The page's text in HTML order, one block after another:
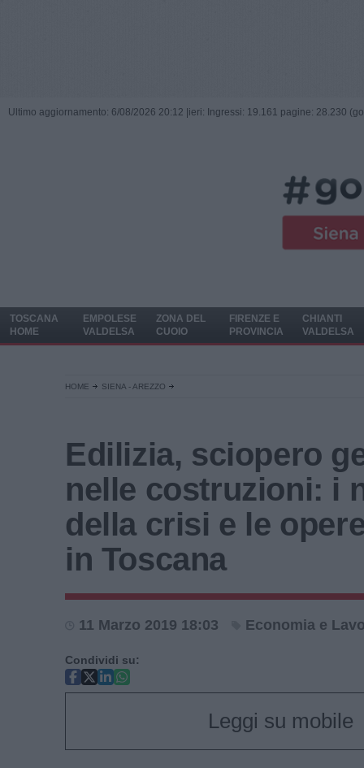
Ultimo aggiornamento: 6/08/2026 20:12 | ieri: Ingressi: 19.161 pagine: 28.230
TOSCANA
HOME
EMPOLESE
VALDELSA
ZONA DEL
CUOIO
FIRENZE E
PROVINCIA
CHIANTI
VALDELSA
HOME SIENA - AREZZO
Edilizia, sciopero
nelle costruzioni: i
della crisi e le
in Toscana
11 Marzo 2019 18:03 Economia e
Condividi su:
Leggi su mobile